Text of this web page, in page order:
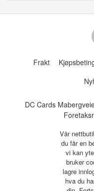
Frakt
DC Cards
Vår
du får en
vi kan
bruker
lagre
hva du